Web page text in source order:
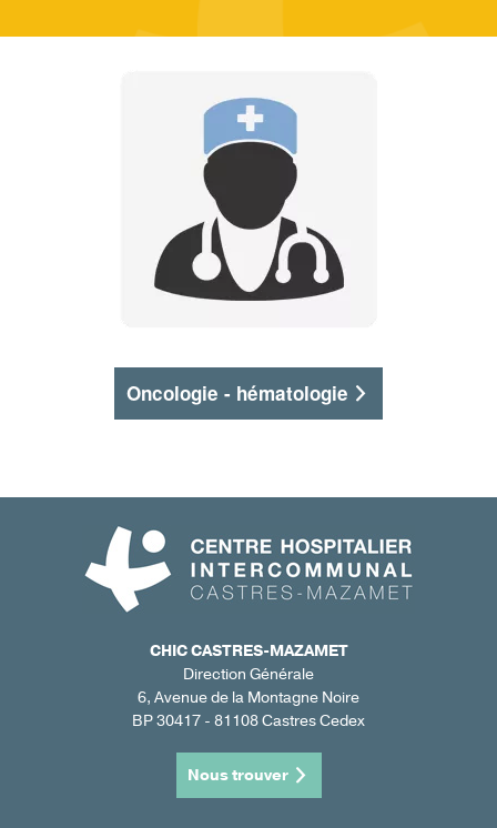
Oncologie - hématologie
CHIC CASTRES-MAZAMET
Direction Générale
6, Avenue de la Montagne Noire
BP 30417 - 81108 Castres Cedex
Nous trouver